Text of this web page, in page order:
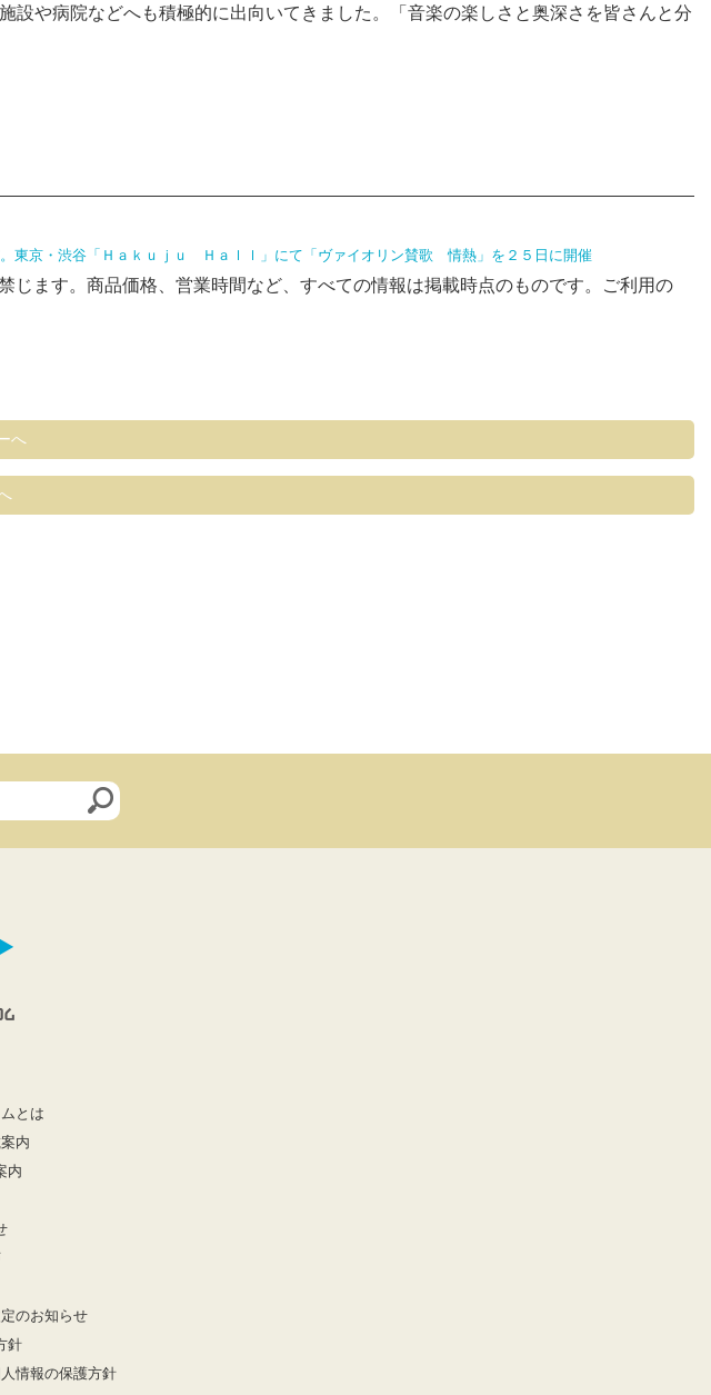
や病院などへも積極的に出向いてきました。「音楽の楽しさと奥深さを皆さんと分
東京・渋谷「Ｈａｋｕｊｕ Ｈａｌｌ」にて「ヴァイオリン賛歌 情熱」を２５日に開催
じます。商品価格、営業時間など、すべての情報は掲載時点のものです。ご利用の
へ
とは
内
内
のお知らせ
針
情報の保護方針